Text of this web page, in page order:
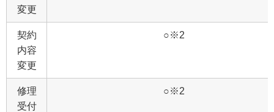
変更
契約
内容
変更
○※2
修理
受付
○※2